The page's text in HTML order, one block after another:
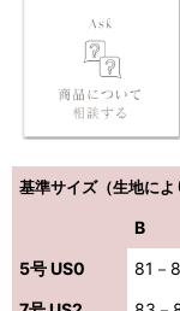
基準サイズ（生地によ
B
5号 US0
81－